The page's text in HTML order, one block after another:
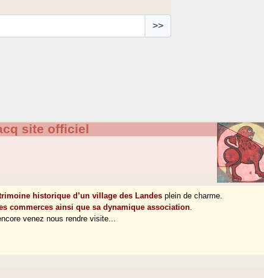
>>
site officiel
historique d’un village des Landes plein de charme.
commerces ainsi que sa dynamique association.
venez nous rendre visite...